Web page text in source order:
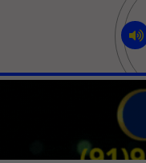
Pular